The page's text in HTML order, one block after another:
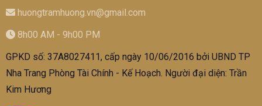
huongtramhuong.vn@gmail.com
8h00 AM - 9h00 PM
GPKD số: 37A8027411, cấp ngày 10/06/2016 bởi UBND TP
Nha Trang Phòng Tài Chính - Kế Hoạch. Người đại diện: Trần
Kim Hương